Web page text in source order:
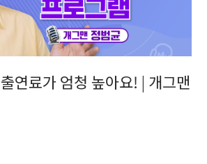
연료가 엄청 높아요! | 개그맨